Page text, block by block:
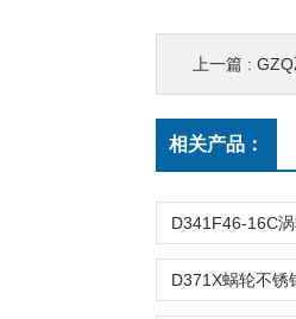
上一篇 :
相关产品：